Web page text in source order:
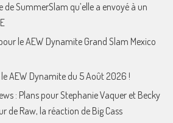
de SummerSlam qu’elle a envoyé à un
le AEW Dynamite Grand Slam Mexico
AEW Dynamite du 5 Août 2026 !
: Plans pour Stephanie Vaquer et Becky
de Raw, la réaction de Big Cass